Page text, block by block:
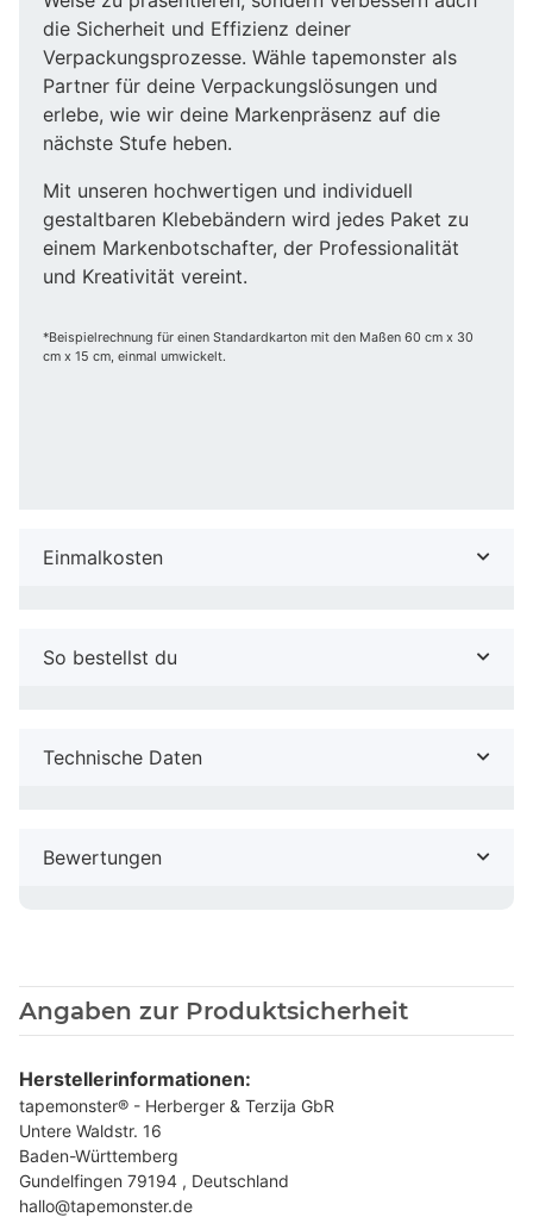
die Sicherheit und Effizienz deiner
Verpackungsprozesse. Wähle tapemonster als
Partner für deine Verpackungslösungen und
erlebe, wie wir deine Markenpräsenz auf die
nächste Stufe heben.
Mit unseren hochwertigen und individuell
gestaltbaren Klebebändern wird jedes Paket zu
einem Markenbotschafter, der Professionalität
und Kreativität vereint.
*Beispielrechnung für einen Standardkarton mit den Maßen 60 cm x 30
cm x 15 cm, einmal umwickelt.
Einmalkosten
So bestellst du
Technische Daten
Bewertungen
Angaben zur Produktsicherheit
Herstellerinformationen:
tapemonster® - Herberger & Terzija GbR
Untere Waldstr. 16
Baden-Württemberg
Gundelfingen 79194 , Deutschland
hallo@tapemonster.de